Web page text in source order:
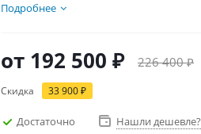
SSD 1000Гб, БП 600Вт
Подробнее
от 192 500 ₽ 226 400 ₽
Скидка 33 900 ₽
Достаточно Нашли дешевле?